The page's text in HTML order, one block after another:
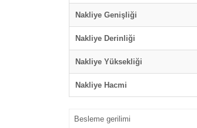
Nakliye Genişliği
Nakliye Derinliği
Nakliye Yüksekliği
Nakliye Hacmi
Besleme gerilimi